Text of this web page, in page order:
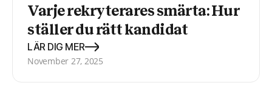
Varje rekryterares smärta: Hur
ställer du rätt kandidat
LÄR DIG MER
November 27, 2025